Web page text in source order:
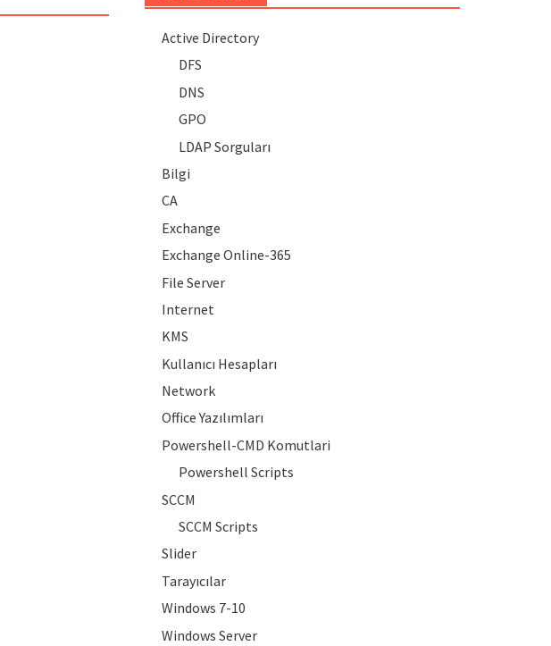
Active Directory
DFS
DNS
GPO
LDAP Sorguları
Bilgi
CA
Exchange
Exchange Online-365
File Server
Internet
KMS
Kullanıcı Hesapları
Network
Office Yazılımları
Powershell-CMD Komutlari
Powershell Scripts
SCCM
SCCM Scripts
Slider
Tarayıcılar
Windows 7-10
Windows Server